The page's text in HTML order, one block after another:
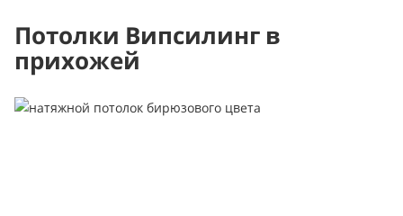
Потолки Випсилинг в
прихожей